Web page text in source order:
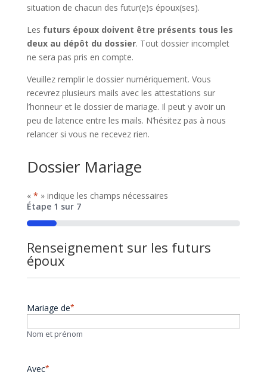
situation de chacun des futur(e)s époux(ses).
Les futurs époux doivent être présents tous les
deux au dépôt du dossier. Tout dossier incomplet
ne sera pas pris en compte.
Veuillez remplir le dossier numériquement. Vous
recevrez plusieurs mails avec les attestations sur
l’honneur et le dossier de mariage. Il peut y avoir un
peu de latence entre les mails. N’hésitez pas à nous
relancer si vous ne recevez rien.
Dossier Mariage
« * » indique les champs nécessaires
Étape 1 sur 7
14%
Renseignement sur les futurs
époux
Mariage de*
Nom et prénom
Avec*